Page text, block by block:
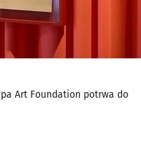
Art Foundation potrwa do